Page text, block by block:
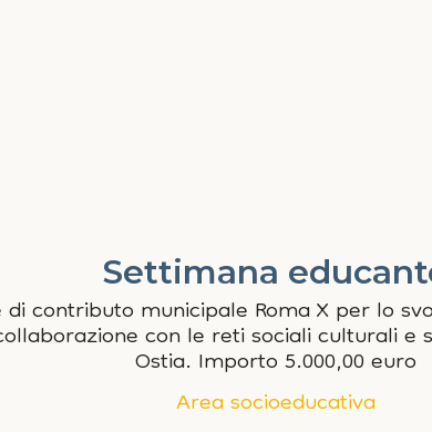
Settimana
contributo municipale Roma X per lo
con le reti sociali culturali
Ostia. Importo 5.000,00 euro
Area socioeducativa